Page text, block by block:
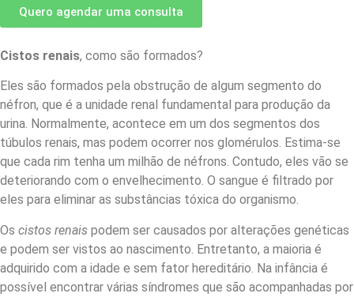
Quero agendar uma consulta
Cistos renais, como são formados?
Eles são formados pela obstrução de algum segmento do
néfron, que é a unidade renal fundamental para produção da
urina. Normalmente, acontece em um dos segmentos dos
túbulos renais, mas podem ocorrer nos glomérulos. Estima-se
que cada rim tenha um milhão de néfrons. Contudo, eles vão se
deteriorando com o envelhecimento. O sangue é filtrado por
eles para eliminar as substâncias tóxica do organismo.
Os cistos renais podem ser causados por alterações genéticas
e podem ser vistos ao nascimento. Entretanto, a maioria é
adquirido com a idade e sem fator hereditário. Na infância é
possível encontrar várias síndromes que são acompanhadas por